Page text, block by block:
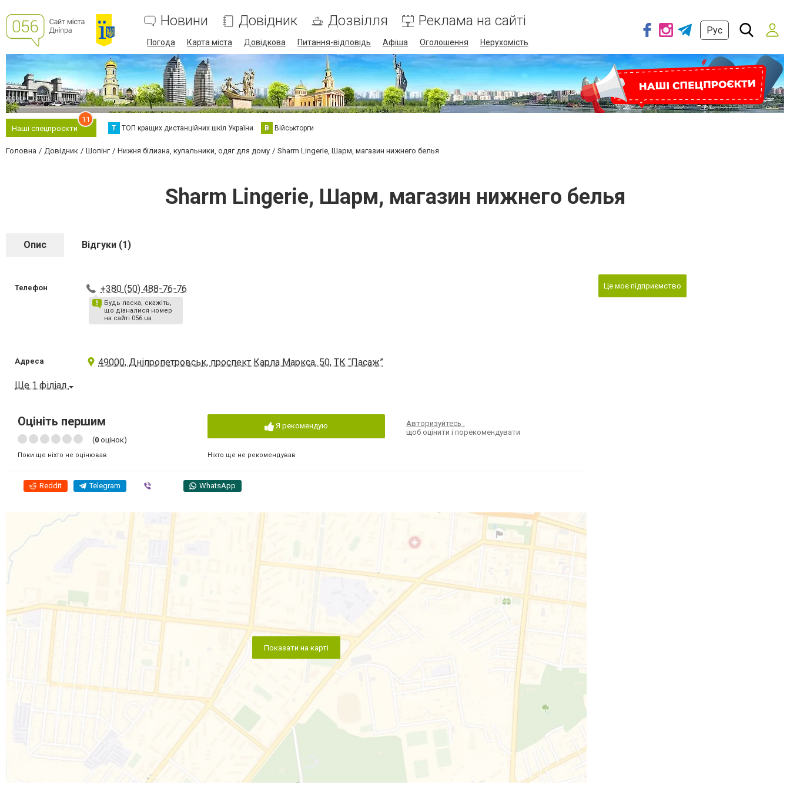
Новини Довідник Дозвілля Реклама на сайті
Погода Карта міста Довідкова Питання-відповідь Афіша Оголошення Нерухомість
Рус
Наші спецпроєкти
11
Т ТОП кращих дистанційних шкіл України В Військторги
Головна Довідник Шопінг Нижня білизна, купальники, одяг для дому Sharm Lingerie, Шарм, магазин нижнего белья
Sharm Lingerie, Шарм, магазин нижнего белья
Опис Відгуки (1)
Телефон +380 (50) 488-76-76
Будь ласка, скажіть,
що дізналися номер
на сайті 056.ua
Адреса 49000, Дніпропетровськ, проспект Карла Маркса, 50, ТК “Пасаж”
Ще 1 філіал
Оцініть першим
(0 оцінок)
Поки ще ніхто не оцінював
Я рекомендую
Ніхто ще не рекомендував
Авторизуйтесь,
щоб оцінити і порекомендувати
Reddit Telegram WhatsApp
Показати на карті
Це моє підприємство